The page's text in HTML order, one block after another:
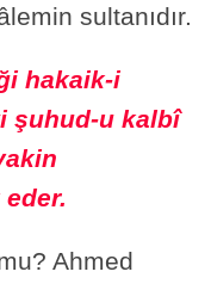
sultanıdır.
hakaik-i
şuhud-u kalbî
Ahmed